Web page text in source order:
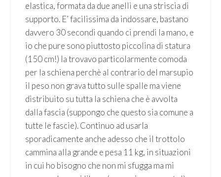
elastica, formata da due anelli e una striscia di
supporto. E’ facilissima da indossare, bastano
davvero 30 secondi quando ci prendi la mano, e
io che pure sono piuttosto piccolina di statura
(150 cm!) la trovavo particolarmente comoda
per la schiena perchè al contrario del marsupio
il peso non grava tutto sulle spalle ma viene
distribuito su tutta la schiena che è avvolta
dalla fascia (suppongo che questo sia comune a
tutte le fascie). Continuo ad usarla
sporadicamente anche adesso che il trottolo
cammina alla grande e pesa 11 kg, in situazioni
in cui ho bisogno che non mi sfugga ma mi